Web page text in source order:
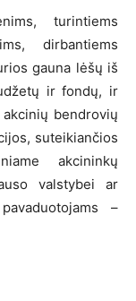
turintiems
dirbantiems
gauna lėšų iš
ir fondų, ir
bendrovių
suteikiančios
akcininkų
valstybei ar
–